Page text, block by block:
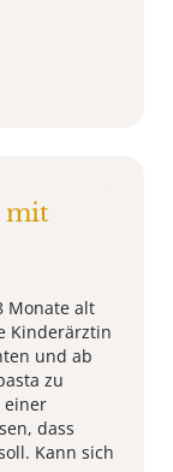
mit
Monate alt
Kinderärztin
und ab
zu
einer
dass
Kann sich